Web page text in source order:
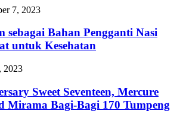
7, 2023
sebagai Bahan Pengganti Nasi
untuk Kesehatan
2023
Sweet Seventeen, Mercure
Mirama Bagi-Bagi 170 Tumpeng